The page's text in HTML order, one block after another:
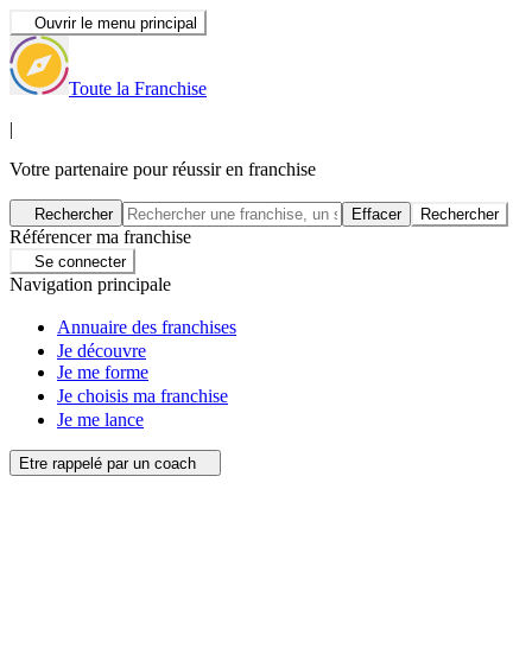
Ouvrir le menu principal
Toute la Franchise
|
Votre partenaire pour réussir en franchise
Rechercher Effacer Rechercher
Référencer ma franchise
Se connecter
Navigation principale
Annuaire des franchises
Je découvre
Je me forme
Je choisis ma franchise
Je me lance
Etre rappelé par un coach